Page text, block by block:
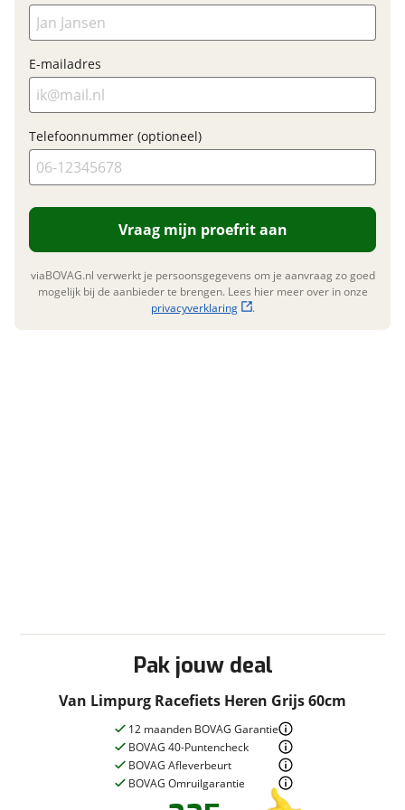
Prijs
€ 225,-
BTW/marge
Garanties
BOVAG Garantie 12 maanden
Pak jouw deal
Van Limpurg Racefiets Heren Grijs 60cm
12 maanden BOVAG Garantie
BOVAG 40-Puntencheck
BOVAG Afleverbeurt
BOVAG Omruilgarantie
E-mailadres
Telefoonnummer (optioneel)
Vraag mijn proefrit aan
viaBOVAG.nl verwerkt je persoonsgegevens om je aanvraag zo goed
mogelijk bij de aanbieder te brengen. Lees hier meer over in onze
privacyverklaring
.